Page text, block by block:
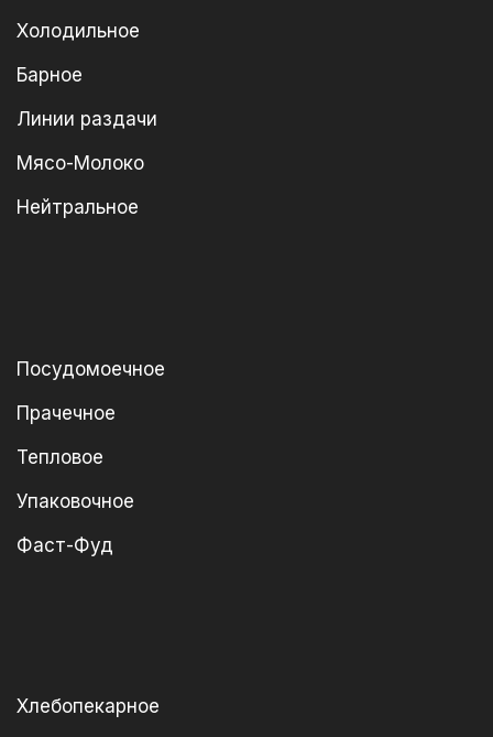
Холодильное
Барное
Линии раздачи
Мясо-Молоко
Нейтральное
Посудомоечное
Прачечное
Тепловое
Упаковочное
Фаст-Фуд
Хлебопекарное